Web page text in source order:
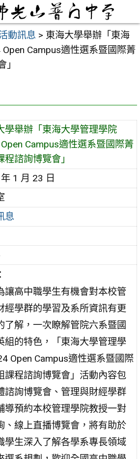
動訊息 > 東海大學舉辦「東海
Campus適性選系暨國際菁
學舉辦「東海大學管理學院
Campus適性選系暨國際菁
程諮詢博覽會」
1 月 23 日
息
讓高中職學生有機會對本校管
經學群的學習及系所資訊有更
了解，一次瞭解管院六系暨國
組的特色，「東海大學管理學
Open Campus適性選系暨國際
課程諮詢博覽會」活動內容包
諮詢博覽會、管理與財經學群
導預約本校管理學院教授一對
、線上直播博覽會，將有助於
學生深入了解各學系專長領域